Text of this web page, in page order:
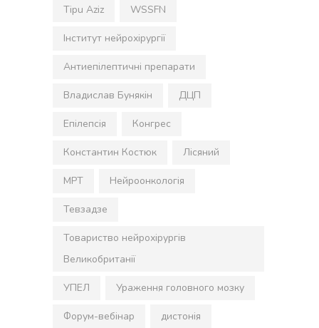
Tipu Aziz WSSFN
Інститут нейрохірургії
Антиепілептичні препарати
Владислав Бунякін ДЦП
Епілепсія Конгрес
Константин Костюк Лісяний
МРТ Нейроонкологія
Тевзадзе
Товариство нейрохірургів
Великобританії
УПЕЛ Ураження головного мозку
Форум-вебінар дистонія